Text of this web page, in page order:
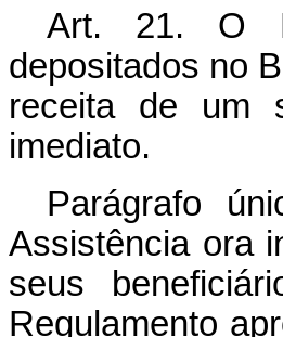
Art. 21. O
depositados no
receita de um
imediato.
Parágrafo
Assistência ora
seus
Regulamento